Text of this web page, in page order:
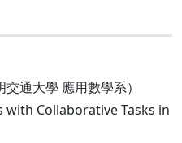
交通大學 應用數學系）
Collaborative Tasks in